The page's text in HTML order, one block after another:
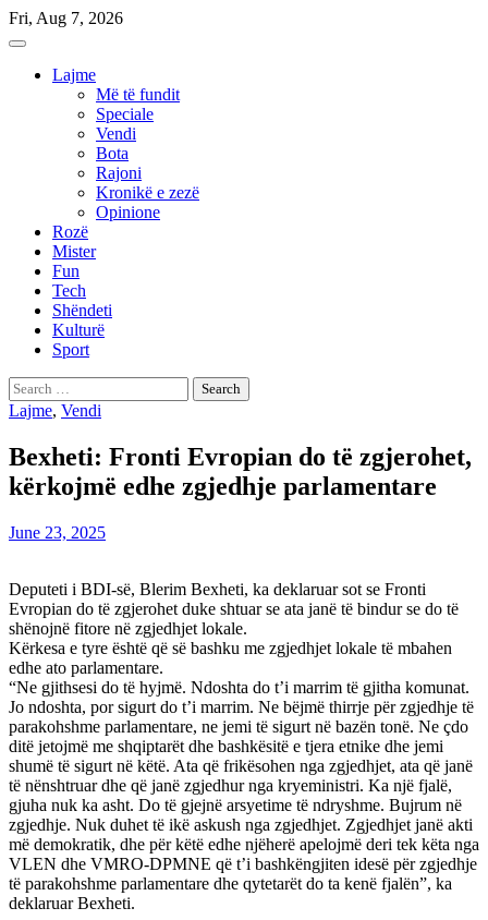
Skip
to
Fri, Aug 7, 2026
Lajme
Më të fundit
Speciale
Vendi
Bota
Rajoni
Kronikë e zezë
Opinione
Rozë
Mister
Fun
Tech
Shëndeti
Kulturë
Sport
Search
for:
Lajme, Vendi
Bexheti: Fronti Evropian do të zgjerohet,
kërkojmë edhe zgjedhje parlamentare
June 23, 2025
Deputeti i BDI-së, Blerim Bexheti, ka deklaruar sot se Fronti
Evropian do të zgjerohet duke shtuar se ata janë të bindur se do të
shënojnë fitore në zgjedhjet lokale.
Kërkesa e tyre është që së bashku me zgjedhjet lokale të mbahen
edhe ato parlamentare.
“Ne gjithsesi do të hyjmë. Ndoshta do t’i marrim të gjitha komunat.
Jo ndoshta, por sigurt do t’i marrim. Ne bëjmë thirrje për zgjedhje të
parakohshme parlamentare, ne jemi të sigurt në bazën tonë. Ne çdo
ditë jetojmë me shqiptarët dhe bashkësitë e tjera etnike dhe jemi
shumë të sigurt në këtë. Ata që frikësohen nga zgjedhjet, ata që janë
të nënshtruar dhe që janë zgjedhur nga kryeministri. Ka një fjalë,
gjuha nuk ka asht. Do të gjejnë arsyetime të ndryshme. Bujrum në
zgjedhje. Nuk duhet të ikë askush nga zgjedhjet. Zgjedhjet janë akti
më demokratik, dhe për këtë edhe njëherë apelojmë deri tek këta nga
VLEN dhe VMRO-DPMNE që t’i bashkëngjiten idesë për zgjedhje
të parakohshme parlamentare dhe qytetarët do ta kenë fjalën”, ka
deklaruar Bexheti.